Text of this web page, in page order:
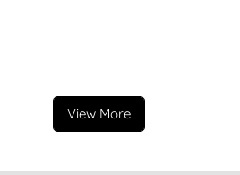
View More